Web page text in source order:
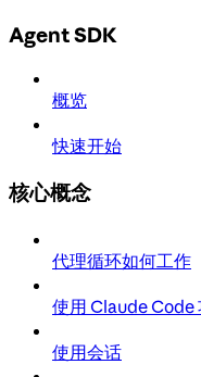
Agent SDK
概览
快速开始
核心概念
代理循环如何工作
使用 Claude Code
使用会话